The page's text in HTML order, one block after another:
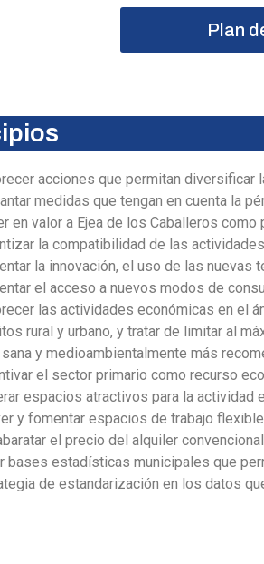
Plan
acciones que permitan
medidas que tengan en cuenta la
en valor a Ejea de los Caballeros
la compatibilidad de las
la innovación, el uso de las
el acceso a nuevos modos de
las actividades económicas en el
rural y urbano, y tratar de limitar al
y medioambientalmente más
el sector primario como recurso
espacios atractivos para la
y fomentar espacios de trabajo
el precio del alquiler
bases estadísticas municipales que
de estandarización en los datos